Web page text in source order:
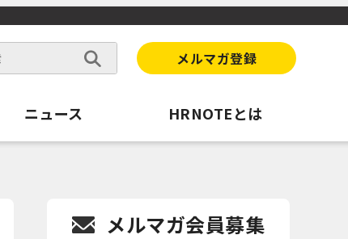
メルマガ登録
ニュース HRNOTEとは
メルマガ会員募集